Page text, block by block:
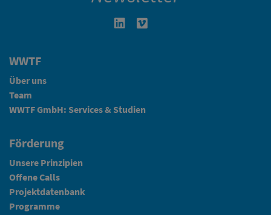
Linkedin in neuem Fenster öffnen
WWTF
Über uns
Team
WWTF GmbH: Services & Studien
Förderung
Unsere Prinzipien
Offene Calls
Projektdatenbank
Programme